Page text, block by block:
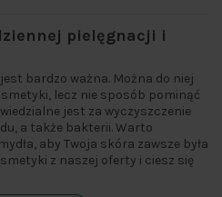
pielęgnacji i
bardzo ważna. Można do niej
lecz nie sposób pominąć
jest za wyczyszczenie
a także bakterii. Warto
aby Twoja skóra zawsze była
z naszej oferty i ciesz się